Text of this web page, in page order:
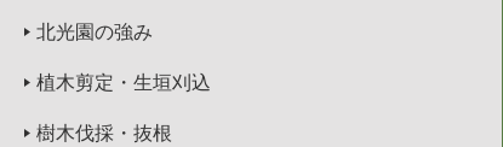
北光園の強み
植木剪定・生垣刈込
樹木伐採・抜根